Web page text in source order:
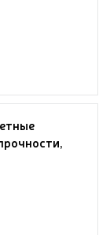
18 ,